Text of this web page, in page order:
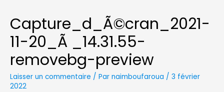
Capture_d_Ã©cran_2021-
11-20_Ã _14.31.55-
removebg-preview
Laisser un commentaire / Par naimboufaroua / 3 février
2022